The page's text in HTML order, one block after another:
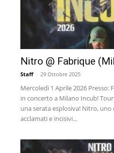
Nitro @ Fabrique
Staff - 29 Ottobre 2025
Mercoledì 1 Aprile 2026 Presso:
in concerto a Milano Incub!
una serata esplosiva! Nitro, uno
acclamati e incisivi...